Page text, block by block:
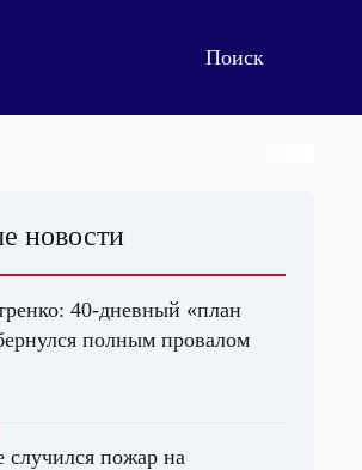
новости
40-дневный «план
полным провалом
случился пожар на